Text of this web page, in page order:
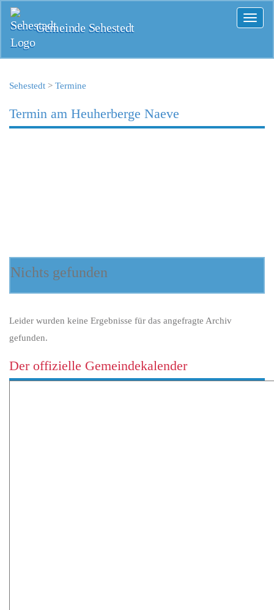
Gemeinde Sehestedt
Sehestedt > Termine
Termin am Heuherberge Naeve
Nichts gefunden
Leider wurden keine Ergebnisse für das angefragte Archiv
gefunden.
Der offizielle Gemeindekalender